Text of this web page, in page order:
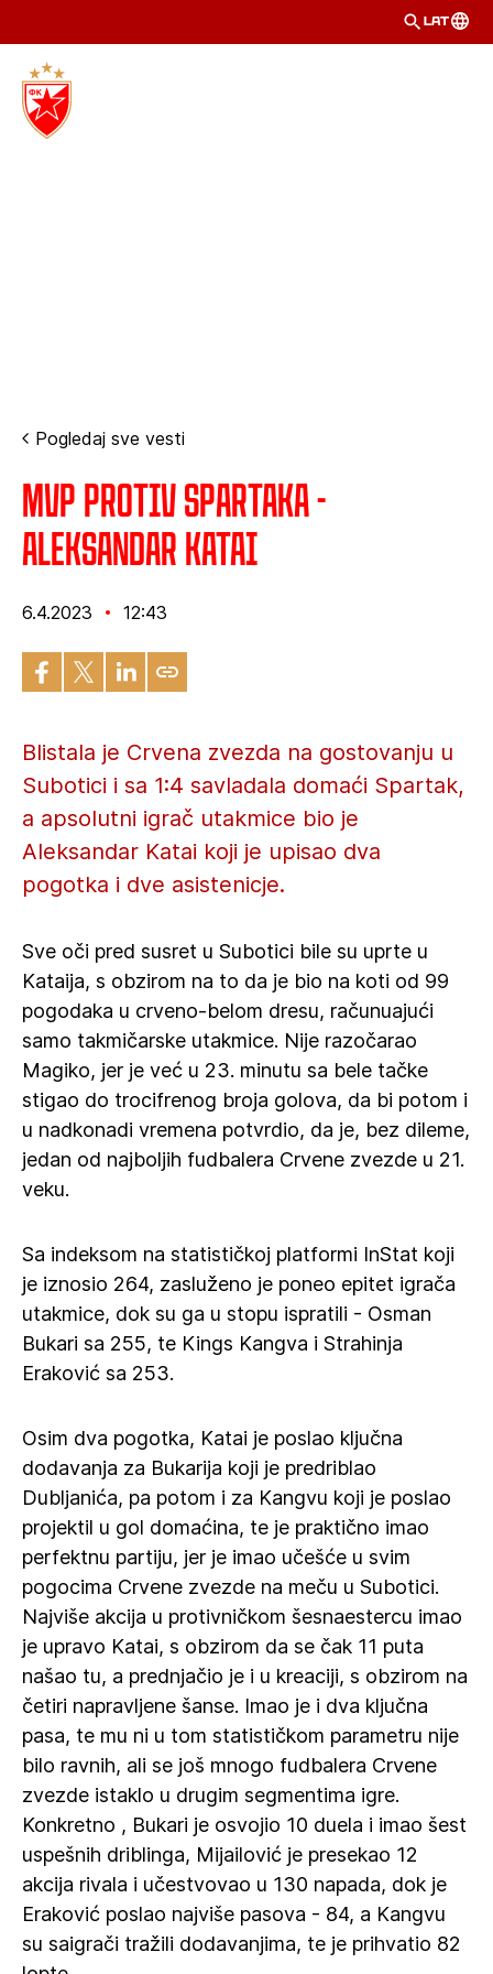
LAT
Pogledaj sve vesti
MVP protiv Spartaka -
Aleksandar Katai
6.4.2023 12:43
Blistala je Crvena zvezda na gostovanju u
Subotici i sa 1:4 savladala domaći Spartak,
a apsolutni igrač utakmice bio je
Aleksandar Katai koji je upisao dva
pogotka i dve asistenicje.
Sve oči pred susret u Subotici bile su uprte u
Kataija, s obzirom na to da je bio na koti od 99
pogodaka u crveno-belom dresu, računuajući
samo takmičarske utakmice. Nije razočarao
Magiko, jer je već u 23. minutu sa bele tačke
stigao do trocifrenog broja golova, da bi potom i
u nadkonadi vremena potvrdio, da je, bez dileme,
jedan od najboljih fudbalera Crvene zvezde u 21.
veku.
Sa indeksom na statističkoj platformi InStat koji
je iznosio 264, zasluženo je poneo epitet igrača
utakmice, dok su ga u stopu ispratili - Osman
Bukari sa 255, te Kings Kangva i Strahinja
Eraković sa 253.
Osim dva pogotka, Katai je poslao ključna
dodavanja za Bukarija koji je predriblao
Dubljanića, pa potom i za Kangvu koji je poslao
projektil u gol domaćina, te je praktično imao
perfektnu partiju, jer je imao učešće u svim
pogocima Crvene zvezde na meču u Subotici.
Najviše akcija u protivničkom šesnaestercu imao
je upravo Katai, s obzirom da se čak 11 puta
našao tu, a prednjačio je i u kreaciji, s obzirom na
četiri napravljene šanse. Imao je i dva ključna
pasa, te mu ni u tom statističkom parametru nije
bilo ravnih, ali se još mnogo fudbalera Crvene
zvezde istaklo u drugim segmentima igre.
Konkretno , Bukari je osvojio 10 duela i imao šest
uspešnih driblinga, Mijailović je presekao 12
akcija rivala i učestvovao u 130 napada, dok je
Eraković poslao najviše pasova - 84, a Kangvu
su saigrači tražili dodavanjima, te je prihvatio 82